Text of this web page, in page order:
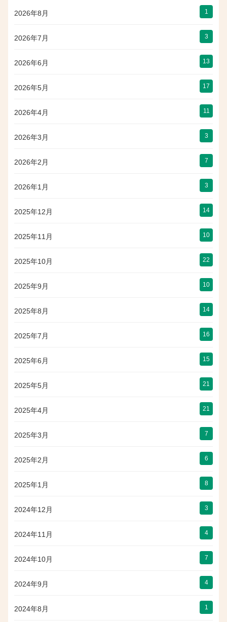
2026年8月 1
2026年7月 3
2026年6月 13
2026年5月 17
2026年4月 11
2026年3月 3
2026年2月 7
2026年1月 3
2025年12月 14
2025年11月 10
2025年10月 22
2025年9月 10
2025年8月 14
2025年7月 16
2025年6月 15
2025年5月 21
2025年4月 21
2025年3月 7
2025年2月 6
2025年1月 8
2024年12月 3
2024年11月 4
2024年10月 7
2024年9月 4
2024年8月 1